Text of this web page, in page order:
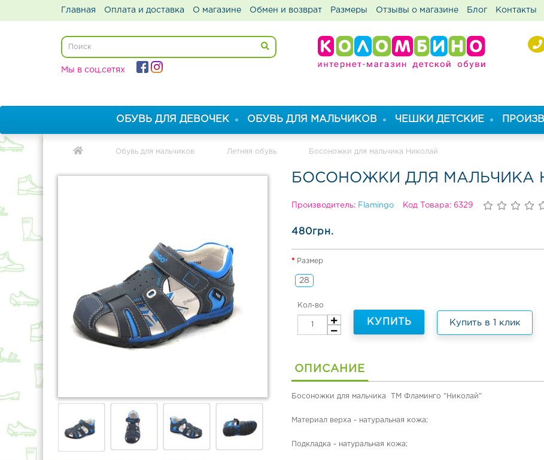
Главная Оплата и доставка О магазине Обмен и возврат Размеры Отзывы о магазине Блог Контакты
Мы в соц.сетях
ОБУВЬ ДЛЯ ДЕВОЧЕК ОБУВЬ ДЛЯ МАЛЬЧИКОВ ЧЕШКИ ДЕТСКИЕ
Обувь для мальчиков Летняя обувь Босоножки для мальчика Николай
БОСОНОЖКИ ДЛЯ МАЛЬЧИКА
Производитель: Flamingo Код Товара: 6329
480грн.
Размер
28
Кол-во
КУПИТЬ Купить в 1 клик
ОПИСАНИЕ
Босоножки для мальчика ТМ Фламинго "Николай"
Материал верха - натуральная кожа;
Подкладка - натуральная кожа;